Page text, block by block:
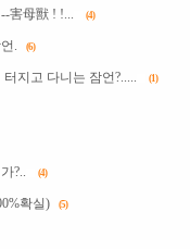
害母獸 ! !... (4)
. (6)
지고 다니는 잠언?..... (1)
?.. (4)
확실) (5)